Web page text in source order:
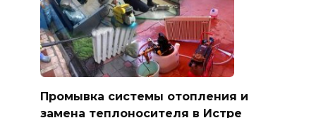
Промывка системы отопления и
замена теплоносителя в Истре